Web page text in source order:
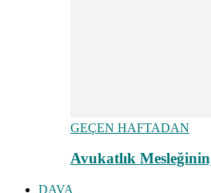
GEÇEN HAFTADAN
Avukatlık
DAVA